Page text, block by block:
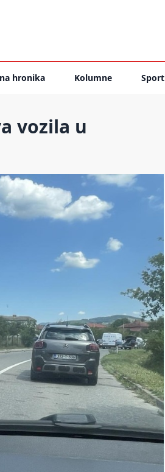
hronika Kolumne Sport
vozila u